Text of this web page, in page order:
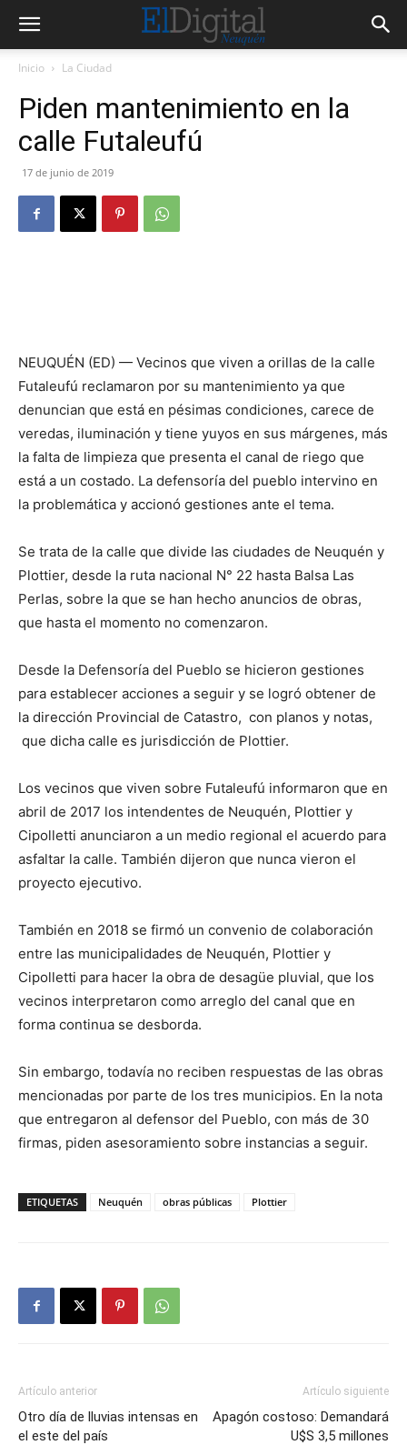
Inicio La Ciudad
Piden mantenimiento en la
calle Futaleufú
17 de junio de 2019
NEUQUÉN (ED) — Vecinos que viven a orillas de la calle
Futaleufú reclamaron por su mantenimiento ya que
denuncian que está en pésimas condiciones, carece de
veredas, iluminación y tiene yuyos en sus márgenes, más
la falta de limpieza que presenta el canal de riego que
está a un costado. La defensoría del pueblo intervino en
la problemática y accionó gestiones ante el tema.
Se trata de la calle que divide las ciudades de Neuquén y
Plottier, desde la ruta nacional N° 22 hasta Balsa Las
Perlas, sobre la que se han hecho anuncios de obras,
que hasta el momento no comenzaron.
Desde la Defensoría del Pueblo se hicieron gestiones
para establecer acciones a seguir y se logró obtener de
la dirección Provincial de Catastro, con planos y notas,
que dicha calle es jurisdicción de Plottier.
Los vecinos que viven sobre Futaleufú informaron que en
abril de 2017 los intendentes de Neuquén, Plottier y
Cipolletti anunciaron a un medio regional el acuerdo para
asfaltar la calle. También dijeron que nunca vieron el
proyecto ejecutivo.
También en 2018 se firmó un convenio de colaboración
entre las municipalidades de Neuquén, Plottier y
Cipolletti para hacer la obra de desagüe pluvial, que los
vecinos interpretaron como arreglo del canal que en
forma continua se desborda.
Sin embargo, todavía no reciben respuestas de las obras
mencionadas por parte de los tres municipios. En la nota
que entregaron al defensor del Pueblo, con más de 30
firmas, piden asesoramiento sobre instancias a seguir.
ETIQUETAS Neuquén obras públicas Plottier
Artículo anterior
Otro día de lluvias intensas en
el este del país
Artículo siguiente
Apagón costoso: Demandará
U$S 3,5 millones